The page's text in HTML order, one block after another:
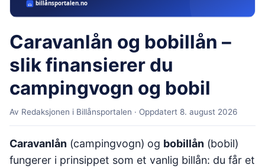
Caravanlån og bobillån –
slik finansierer du
campingvogn og bobil
Av Redaksjonen i Billånsportalen · Oppdatert 8. august 2026
Caravanlån (campingvogn) og bobillån (bobil)
fungerer i prinsippet som et vanlig billån: du får et